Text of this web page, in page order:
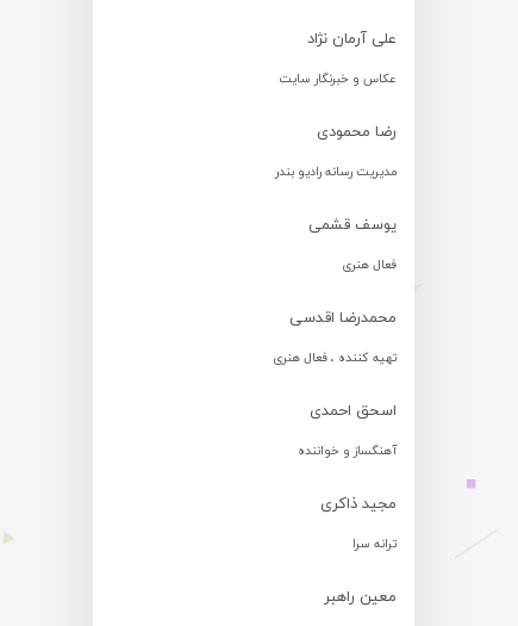
علی آرمان نژاد
عکاس و خبرنگار سایت
رضا محمودی
مدیریت رسانه رادیو بندر
یوسف قشمی
فعال هنری
محمدرضا اقدسی
تهیه کننده ، فعال هنری
اسحق احمدی
آهنگساز و خواننده
مجید ذاکری
ترانه سرا
معین راهبر